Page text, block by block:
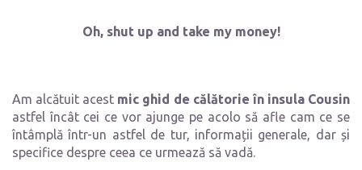
Oh, shut up and take my money!
Am alcătuit acest mic ghid de călătorie în insula Cousin
astfel încât cei ce vor ajunge pe acolo să afle cam ce se
întâmplă într-un astfel de tur, informații generale, dar și
specifice despre ceea ce urmează să vadă.